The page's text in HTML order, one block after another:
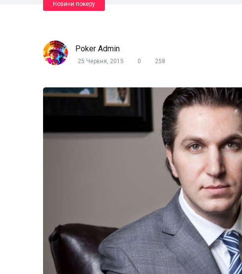
Новини покеру
Poker Admin
25 Червня, 2015 0 258